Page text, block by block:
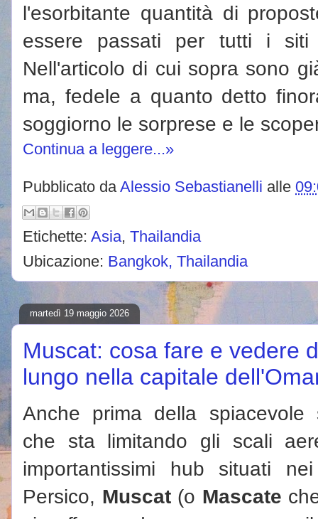
l'esorbitante quantità di
essere passati per tutti i
Nell'articolo di cui sopra sono
ma, fedele a quanto detto
soggiorno le sorprese e le
Continua a leggere...»
Pubblicato da Alessio Sebastianelli alle
Etichette: Asia, Thailandia
Ubicazione: Bangkok, Thailandia
martedì 19 maggio 2026
Muscat: cosa fare e vedere
lungo nella capitale
Anche prima della spiacevole
che sta limitando gli scali
importantissimi hub situati
Persico, Muscat(o Mascate